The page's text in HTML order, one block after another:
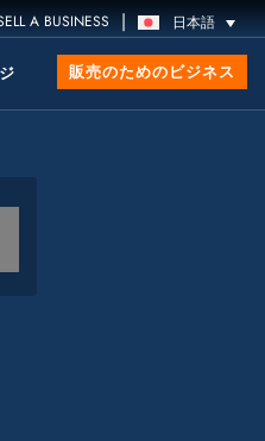
A BUSINESS | 日本語
販売のためのビジネス